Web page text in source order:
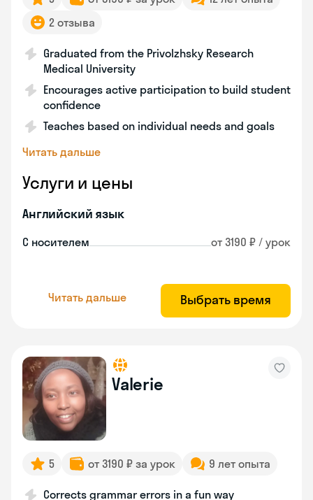
2 отзыва
Graduated from the Privolzhsky Research
Medical University
Encourages active participation to build student
confidence
Teaches based on individual needs and goals
Читать дальше
Услуги и цены
Английский язык
С носителем от 3190 ₽ / урок
Читать дальше Выбрать время
Valerie
5 от 3190 ₽ за урок 9 лет опыта
Corrects grammar errors in a fun way